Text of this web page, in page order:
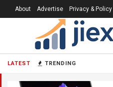
LATEST TRENDING
About Advertise Privacy & Policy